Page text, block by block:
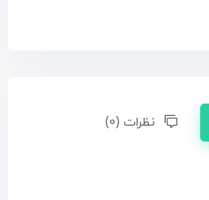
نظرات (0)